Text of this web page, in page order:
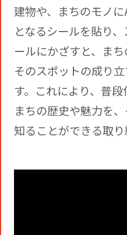
建物や、まちのモノ
となるシールを貼り
ールにかざすと、ま
そのスポットの成り
す。これにより、普
まちの歴史や魅力を
知ることができる取り